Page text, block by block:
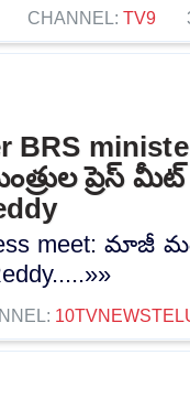
CHANNEL: TV9
BRS
ప్రెస్‌ మీట్‌
meet: మాజీ